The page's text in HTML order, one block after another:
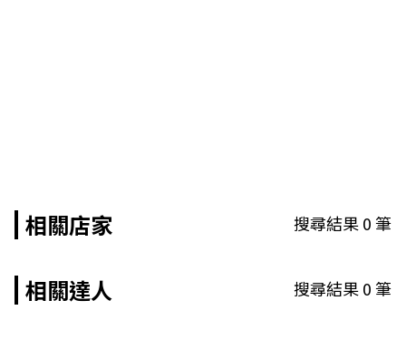
相關店家 搜尋結果0筆
相關達人 搜尋結果0筆